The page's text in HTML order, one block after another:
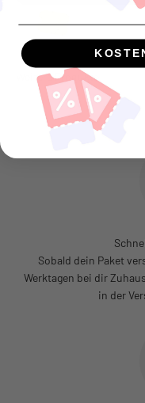
Sobald dein Paket
Werktagen bei dir
in der